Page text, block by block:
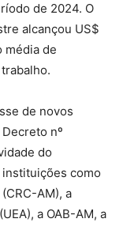
de 2024. O
alcançou US$
média de
de novos
nº
do
como
AM), a
a OAB-AM, a